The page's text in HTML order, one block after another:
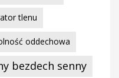
tlenu
oddechowa
bezdech senny